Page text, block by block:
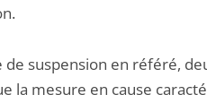
de suspension en référé,
la mesure en cause